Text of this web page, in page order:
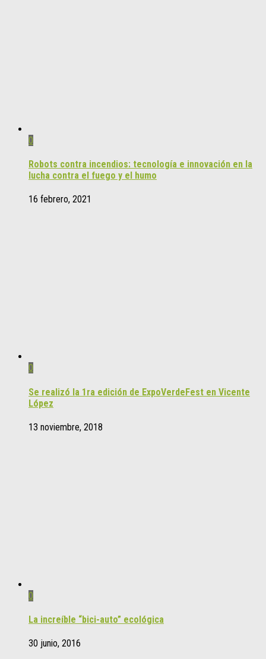
0
Robots contra incendios: tecnología e innovación en la
lucha contra el fuego y el humo
16 febrero, 2021
0
Se realizó la 1ra edición de ExpoVerdeFest en Vicente
López
13 noviembre, 2018
0
La increíble “bici-auto” ecológica
30 junio, 2016